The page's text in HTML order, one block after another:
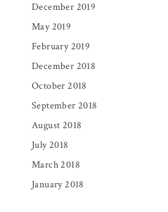
December 2019
May 2019
February 2019
December 2018
October 2018
September 2018
August 2018
July 2018
March 2018
January 2018